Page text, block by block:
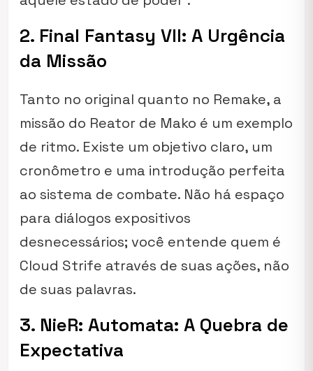
2. Final Fantasy VII: A Urgência
da Missão
Tanto no original quanto no Remake, a
missão do Reator de Mako é um exemplo
de ritmo. Existe um objetivo claro, um
cronômetro e uma introdução perfeita
ao sistema de combate. Não há espaço
para diálogos expositivos
desnecessários; você entende quem é
Cloud Strife através de suas ações, não
de suas palavras.
3. NieR: Automata: A Quebra de
Expectativa